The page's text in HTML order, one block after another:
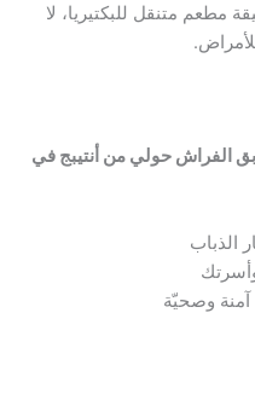
مطعم متنقل للبكتيريا، لا
بق الفراش حولي من أنتيبج في
الذباب
آمنة وصحيّة